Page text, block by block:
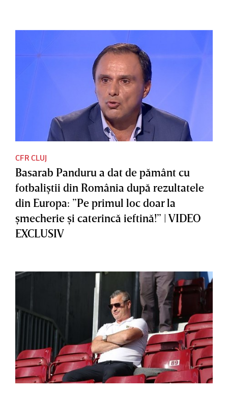
CFR CLUJ
Basarab Panduru a dat de pământ cu
fotbaliştii din România după rezultatele
din Europa: ”Pe primul loc doar la
şmecherie şi caterincă ieftină!” | VIDEO
EXCLUSIV